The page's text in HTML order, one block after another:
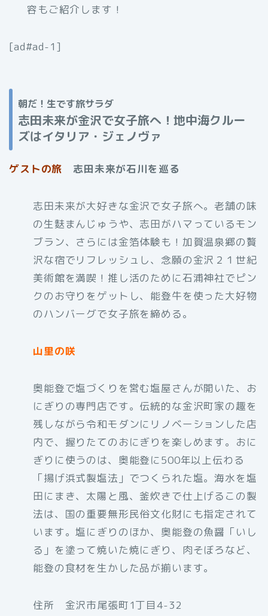
容もご紹介します！
[ad#ad-1]
朝だ！生です旅サラダ
志田未来が金沢で女子旅へ！地中海クルー
ズはイタリア・ジェノヴァ
ゲストの旅 志田未来が石川を巡る
志田未来が大好きな金沢で女子旅へ。老舗の味
の生麩まんじゅうや、志田がハマっているモン
ブラン、さらには金箔体験も！加賀温泉郷の贅
沢な宿でリフレッシュし、念願の金沢２１世紀
美術館を満喫！推し活のために石浦神社でピン
クのお守りをゲットし、能登牛を使った大好物
のハンバーグで女子旅を締める。
山里の咲
奥能登で塩づくりを営む塩屋さんが開いた、お
にぎりの専門店です。伝統的な金沢町家の趣を
残しながら令和モダンにリノベーションした店
内で、握りたてのおにぎりを楽しめます。おに
ぎりに使うのは、奥能登に500年以上伝わる
「揚げ浜式製塩法」でつくられた塩。海水を塩
田にまき、太陽と風、釜炊きで仕上げるこの製
法は、国の重要無形民俗文化財にも指定されて
います。塩にぎりのほか、奥能登の魚醤「いし
る」を塗って焼いた焼にぎり、肉そぼろなど、
能登の食材を生かした品が揃います。
住所 金沢市尾張町1丁目4-32